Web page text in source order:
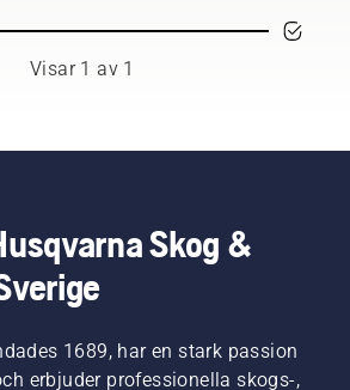
Visar 1 av 1
Skog &
1689, har en stark passion
erbjuder professionella skogs-,